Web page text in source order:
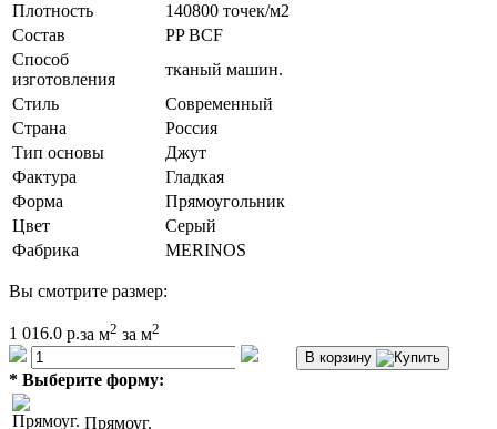
Плотность
140800 точек/м2
Состав
PP BCF
Способ
изготовления
тканый машин.
Стиль
Современный
Страна
Россия
Тип основы
Джут
Фактура
Гладкая
Форма
Прямоугольник
Цвет
Серый
Фабрика
MERINOS
Вы смотрите размер:
1 016.0 р.за м2 за м2
В корзину
* Выберите форму:
Прямоуг.